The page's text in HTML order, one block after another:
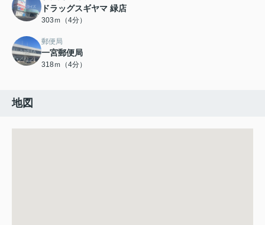
ドラッグスギヤマ 緑店
303ｍ（4分）
郵便局
一宮郵便局
318ｍ（4分）
地図